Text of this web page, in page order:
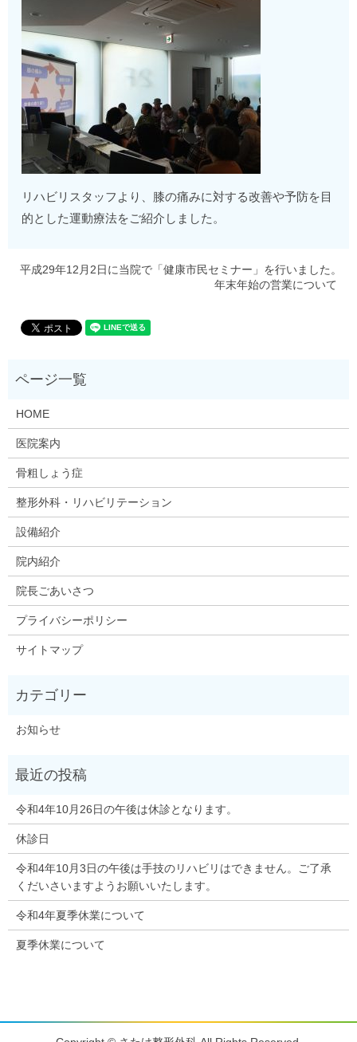
リハビリスタッフより、膝の痛みに対する改善や予防を目
的とした運動療法をご紹介しました。
平成29年12月2日に当院で「健康市民セミナー」を行いました。
年末年始の営業について
HOME
医院案内
骨粗しょう症
整形外科・リハビリテーション
設備紹介
院内紹介
院長ごあいさつ
プライバシーポリシー
サイトマップ
お知らせ
令和4年10月26日の午後は休診となります。
休診日
令和4年10月3日の午後は手技のリハビリはできません。ご了承
くだいさいますようお願いいたします。
令和4年夏季休業について
夏季休業について